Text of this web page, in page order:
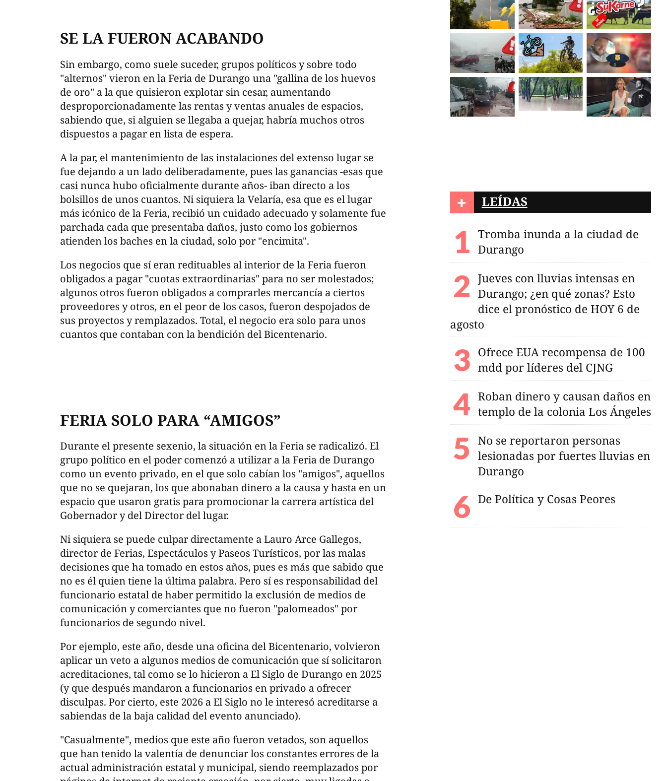
SE LA FUERON ACABANDO
Sin embargo, como suele suceder, grupos políticos y sobre todo
"alternos" vieron en la Feria de Durango una "gallina de los huevos
de oro" a la que quisieron explotar sin cesar, aumentando
desproporcionadamente las rentas y ventas anuales de espacios,
sabiendo que, si alguien se llegaba a quejar, habría muchos otros
dispuestos a pagar en lista de espera.
A la par, el mantenimiento de las instalaciones del extenso lugar se
fue dejando a un lado deliberadamente, pues las ganancias -esas que
casi nunca hubo oficialmente durante años- iban directo a los
bolsillos de unos cuantos. Ni siquiera la Velaría, esa que es el lugar
más icónico de la Feria, recibió un cuidado adecuado y solamente fue
parchada cada que presentaba daños, justo como los gobiernos
atienden los baches en la ciudad, solo por "encimita".
Los negocios que sí eran redituables al interior de la Feria fueron
obligados a pagar "cuotas extraordinarias" para no ser molestados;
algunos otros fueron obligados a comprarles mercancía a ciertos
proveedores y otros, en el peor de los casos, fueron despojados de
sus proyectos y remplazados. Total, el negocio era solo para unos
cuantos que contaban con la bendición del Bicentenario.
FERIA SOLO PARA “AMIGOS”
Durante el presente sexenio, la situación en la Feria se radicalizó. El
grupo político en el poder comenzó a utilizar a la Feria de Durango
como un evento privado, en el que solo cabían los "amigos", aquellos
que no se quejaran, los que abonaban dinero a la causa y hasta en un
espacio que usaron gratis para promocionar la carrera artística del
Gobernador y del Director del lugar.
Ni siquiera se puede culpar directamente a Lauro Arce Gallegos,
director de Ferias, Espectáculos y Paseos Turísticos, por las malas
decisiones que ha tomado en estos años, pues es más que sabido que
no es él quien tiene la última palabra. Pero sí es responsabilidad del
funcionario estatal de haber permitido la exclusión de medios de
comunicación y comerciantes que no fueron "palomeados" por
funcionarios de segundo nivel.
Por ejemplo, este año, desde una oficina del Bicentenario, volvieron
aplicar un veto a algunos medios de comunicación que sí solicitaron
acreditaciones, tal como se lo hicieron a El Siglo de Durango en 2025
(y que después mandaron a funcionarios en privado a ofrecer
disculpas. Por cierto, este 2026 a El Siglo no le interesó acreditarse a
sabiendas de la baja calidad del evento anunciado).
"Casualmente", medios que este año fueron vetados, son aquellos
que han tenido la valentía de denunciar los constantes errores de la
actual administración estatal y municipal, siendo reemplazados por
+ LEÍDAS
Tromba inunda a la ciudad de
Durango
Jueves con lluvias intensas en
Durango; ¿en qué zonas? Esto
dice el pronóstico de HOY 6 de
agosto
Ofrece EUA recompensa de 100
mdd por líderes del CJNG
Roban dinero y causan daños en
templo de la colonia Los Ángeles
No se reportaron personas
lesionadas por fuertes lluvias en
Durango
De Política y Cosas Peores